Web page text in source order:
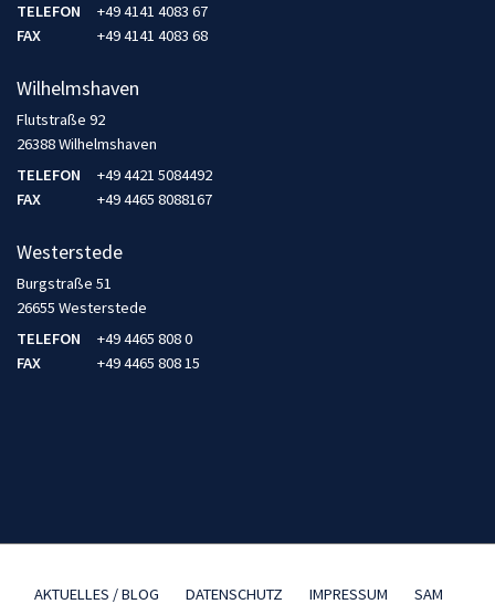
TELEFON
+49 4141 4083 67
FAX
+49 4141 4083 68
Wilhelmshaven
Flutstraße 92
26388 Wilhelmshaven
TELEFON
+49 4421 5084492
FAX
+49 4465 8088167
Westerstede
Burgstraße 51
26655 Westerstede
TELEFON
+49 4465 808 0
FAX
+49 4465 808 15
AKTUELLES / BLOG DATENSCHUTZ IMPRESSUM SAM